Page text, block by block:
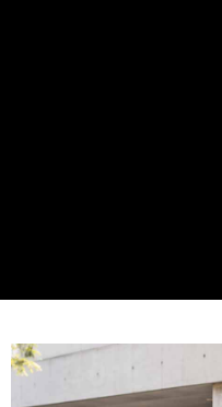
料，請勿選用本服務。